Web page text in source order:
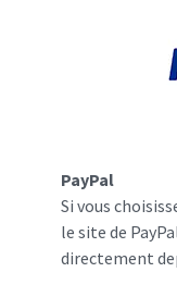
PayPal
Si vous
le site de
directement